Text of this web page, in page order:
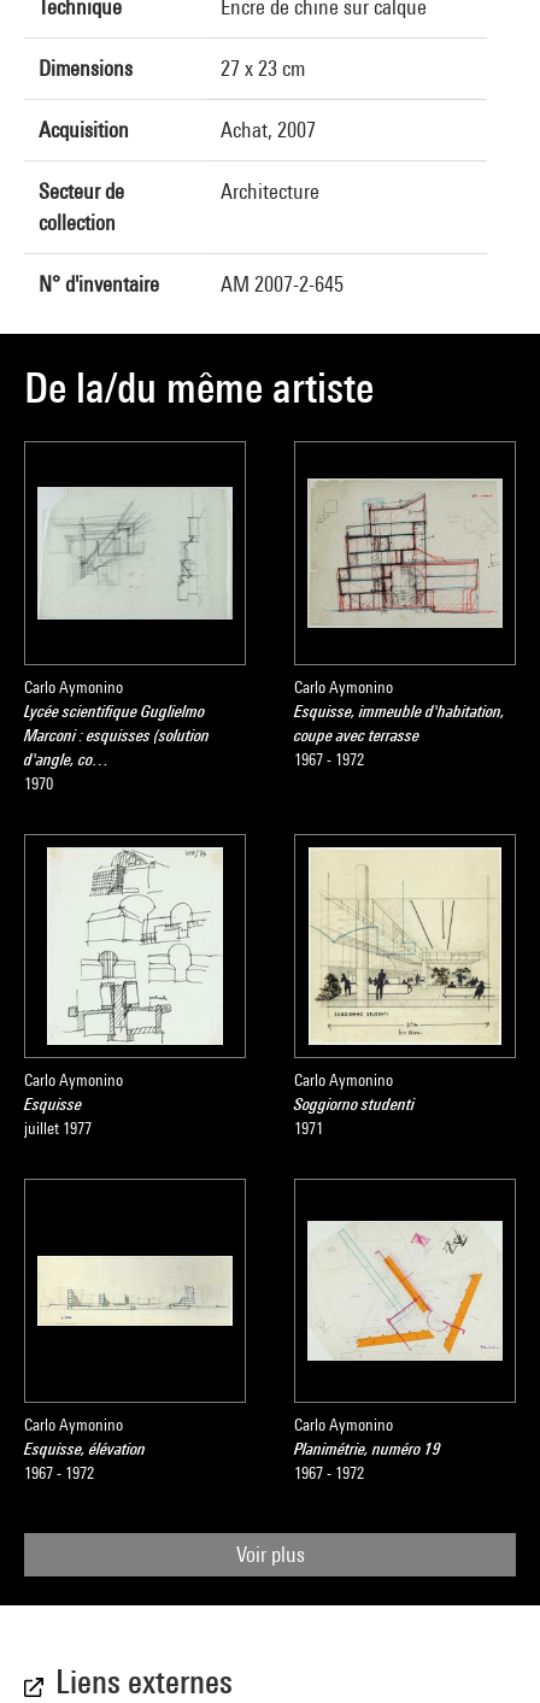
Technique Encre de chine sur calque
Dimensions 27 x 23 cm
Acquisition Achat, 2007
Secteur de
collection
Architecture
N° d'inventaire AM 2007-2-645
De la/du même artiste
Carlo Aymonino
Lycée scientifique Guglielmo
Marconi : esquisses (solution
d'angle, co…
1970
Carlo Aymonino
Esquisse, immeuble d'habitation,
coupe avec terrasse
1967 - 1972
Carlo Aymonino
Esquisse
juillet 1977
Carlo Aymonino
Soggiorno studenti
1971
Carlo Aymonino
Esquisse, élévation
1967 - 1972
Carlo Aymonino
Planimétrie, numéro 19
1967 - 1972
Voir plus
Liens externes